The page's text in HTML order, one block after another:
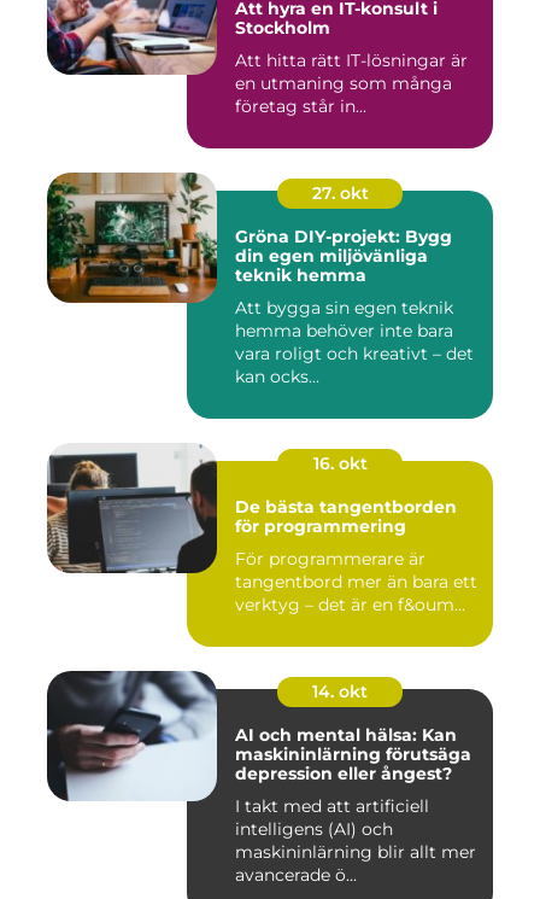
Att hyra en IT-konsult i
Stockholm
Att hitta rätt IT-lösningar är
en utmaning som många
företag står in...
27. okt
Gröna DIY-projekt: Bygg
din egen miljövänliga
teknik hemma
Att bygga sin egen teknik
hemma behöver inte bara
vara roligt och kreativt – det
kan ocks...
16. okt
De bästa tangentborden
för programmering
För programmerare är
tangentbord mer än bara ett
verktyg – det är en f&oum...
14. okt
AI och mental hälsa: Kan
maskininlärning förutsäga
depression eller ångest?
I takt med att artificiell
intelligens (AI) och
maskininlärning blir allt mer
avancerade ö...